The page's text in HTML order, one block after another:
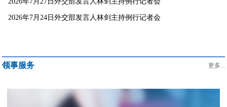
2026年7月24日外交部发言人林剑主持例行记者会
领事服务 更多...